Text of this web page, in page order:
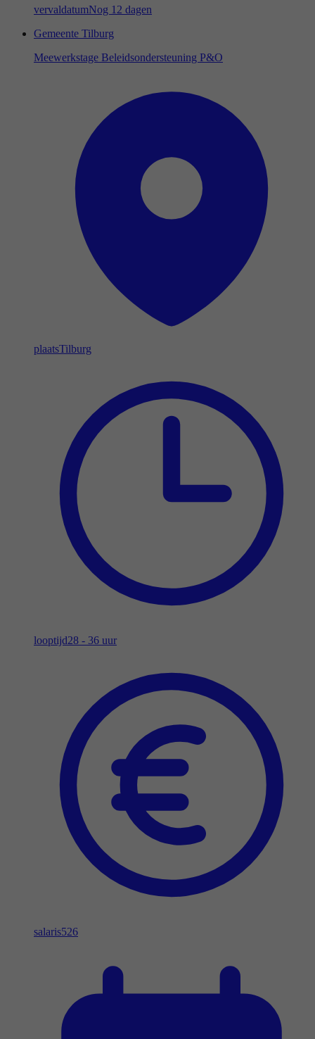
vervaldatumNog 12 dagen
Gemeente Tilburg
Meewerkstage Beleidsondersteuning P&O
plaatsTilburg
looptijd28 - 36 uur
salaris526